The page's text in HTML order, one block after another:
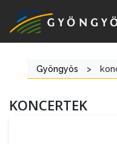
A
Gyöngyös >
KONCERTEK